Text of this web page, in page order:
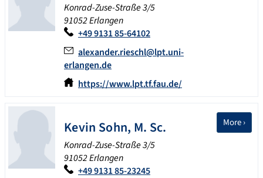
Konrad-Zuse-Straße 3/5
91052 Erlangen
+49 9131 85-64102
alexander.rieschl@lpt.uni-
erlangen.de
https://www.lpt.tf.fau.de/
Kevin Sohn, M. Sc.
Konrad-Zuse-Straße 3/5
91052 Erlangen
+49 9131 85-23245
More ›